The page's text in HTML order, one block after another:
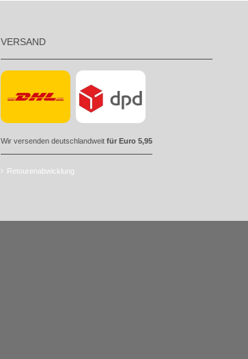
VERSAND
Wir versenden deutschlandweit für Euro 5,95
Retourenabwicklung